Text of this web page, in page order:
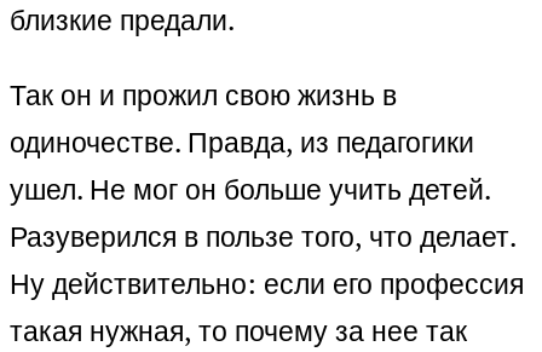
близкие предали.
Так он и прожил свою жизнь в
одиночестве. Правда, из педагогики
ушел. Не мог он больше учить детей.
Разуверился в пользе того, что делает.
Ну действительно: если его профессия
такая нужная, то почему за нее так